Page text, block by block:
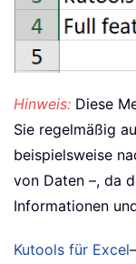
Hinweis: Diese
Sie regelmäßig
beispielsweise
von Daten –, da
Informationen
Kutools für Excel